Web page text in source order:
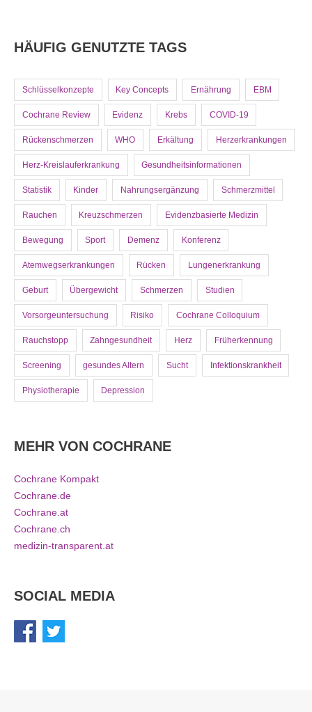
HÄUFIG GENUTZTE TAGS
Schlüsselkonzepte Key Concepts Ernährung EBM
Cochrane Review Evidenz Krebs COVID-19
Rückenschmerzen WHO Erkältung Herzerkrankungen
Herz-Kreislauferkrankung Gesundheitsinformationen
Statistik Kinder Nahrungsergänzung Schmerzmittel
Rauchen Kreuzschmerzen Evidenzbasierte Medizin
Bewegung Sport Demenz Konferenz
Atemwegserkrankungen Rücken Lungenerkrankung
Geburt Übergewicht Schmerzen Studien
Vorsorgeuntersuchung Risiko Cochrane Colloquium
Rauchstopp Zahngesundheit Herz Früherkennung
Screening gesundes Altern Sucht Infektionskrankheit
Physiotherapie Depression
MEHR VON COCHRANE
Cochrane Kompakt
Cochrane.de
Cochrane.at
Cochrane.ch
medizin-transparent.at
SOCIAL MEDIA